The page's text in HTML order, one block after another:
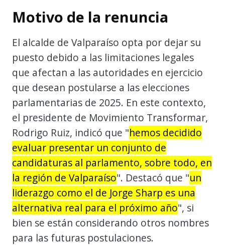
Motivo de la renuncia
El alcalde de Valparaíso opta por dejar su
puesto debido a las limitaciones legales
que afectan a las autoridades en ejercicio
que desean postularse a las elecciones
parlamentarias de 2025. En este contexto,
el presidente de Movimiento Transformar,
Rodrigo Ruiz, indicó que "hemos decidido
evaluar presentar un conjunto de
candidaturas al parlamento, sobre todo, en
la región de Valparaíso". Destacó que "un
liderazgo como el de Jorge Sharp es una
alternativa real para el próximo año", si
bien se están considerando otros nombres
para las futuras postulaciones.